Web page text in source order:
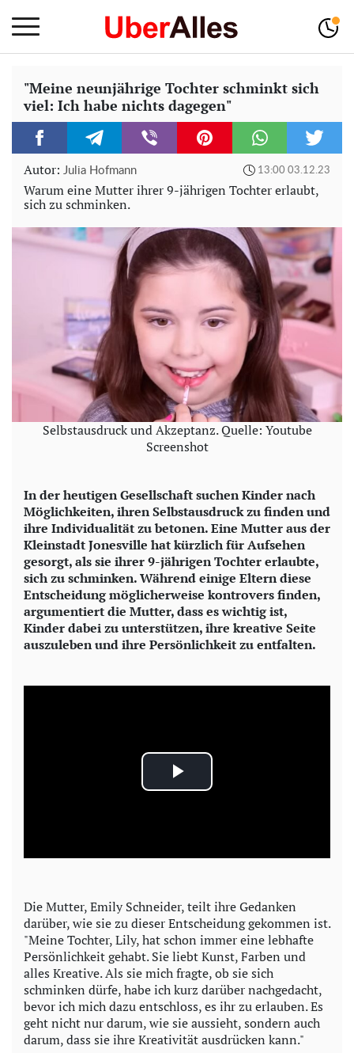
"Meine neunjährige Tochter schminkt sich
viel: Ich habe nichts dagegen"
Autor: Julia Hofmann 13:00 03.12.23
Warum eine Mutter ihrer 9-jährigen Tochter erlaubt,
sich zu schminken.
Selbstausdruck und Akzeptanz. Quelle: Youtube
Screenshot
In der heutigen Gesellschaft suchen Kinder nach
Möglichkeiten, ihren Selbstausdruck zu finden und
ihre Individualität zu betonen. Eine Mutter aus der
Kleinstadt Jonesville hat kürzlich für Aufsehen
gesorgt, als sie ihrer 9-jährigen Tochter erlaubte,
sich zu schminken. Während einige Eltern diese
Entscheidung möglicherweise kontrovers finden,
argumentiert die Mutter, dass es wichtig ist,
Kinder dabei zu unterstützen, ihre kreative Seite
auszuleben und ihre Persönlichkeit zu entfalten.
P
a
y
V
i
d
e
Die Mutter, Emily Schneider, teilt ihre Gedanken
darüber, wie sie zu dieser Entscheidung gekommen ist.
"Meine Tochter, Lily, hat schon immer eine lebhafte
Persönlichkeit gehabt. Sie liebt Kunst, Farben und
alles Kreative. Als sie mich fragte, ob sie sich
schminken dürfe, habe ich kurz darüber nachgedacht,
bevor ich mich dazu entschloss, es ihr zu erlauben. Es
geht nicht nur darum, wie sie aussieht, sondern auch
darum, dass sie ihre Kreativität ausdrücken kann."